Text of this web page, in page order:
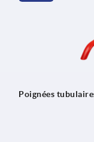
Poignées